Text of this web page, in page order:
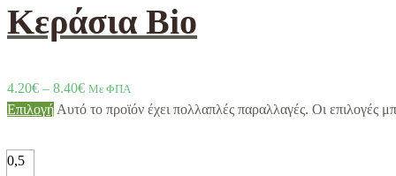
Κεράσια Bio
4.20€ – 8.40€ Με ΦΠΑ
Επιλογή Αυτό το προϊόν έχει πολλαπλές παραλλαγές. Οι επιλογές
0,5